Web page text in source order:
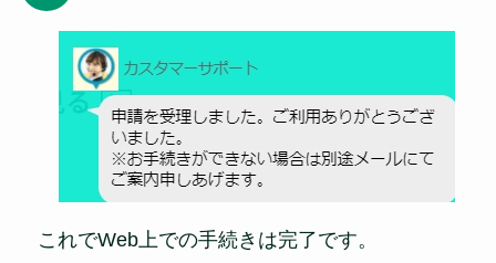
これでWeb上での手続きは完了です。